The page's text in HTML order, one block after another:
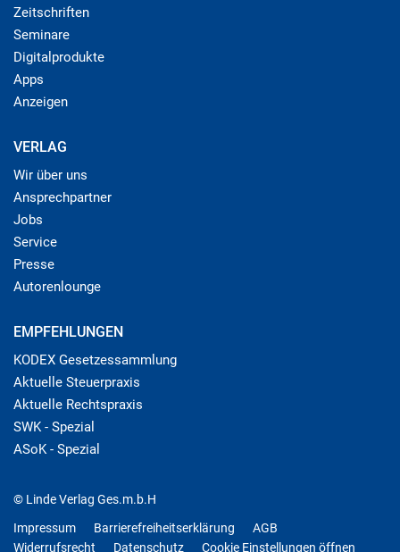
Zeitschriften
Seminare
Digitalprodukte
Apps
Anzeigen
VERLAG
Wir über uns
Ansprechpartner
Jobs
Service
Presse
Autorenlounge
EMPFEHLUNGEN
KODEX Gesetzessammlung
Aktuelle Steuerpraxis
Aktuelle Rechtspraxis
SWK - Spezial
ASoK - Spezial
© Linde Verlag Ges.m.b.H
Impressum
Barrierefreiheitserklärung
AGB
Widerrufsrecht
Datenschutz Cookie Einstellungen öffnen